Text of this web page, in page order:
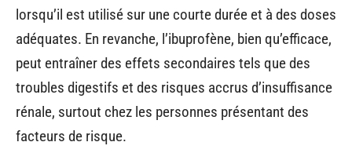
lorsqu’il est utilisé sur une courte durée et à des doses
adéquates. En revanche, l’ibuprofène, bien qu’efficace,
peut entraîner des effets secondaires tels que des
troubles digestifs et des risques accrus d’insuffisance
rénale, surtout chez les personnes présentant des
facteurs de risque.